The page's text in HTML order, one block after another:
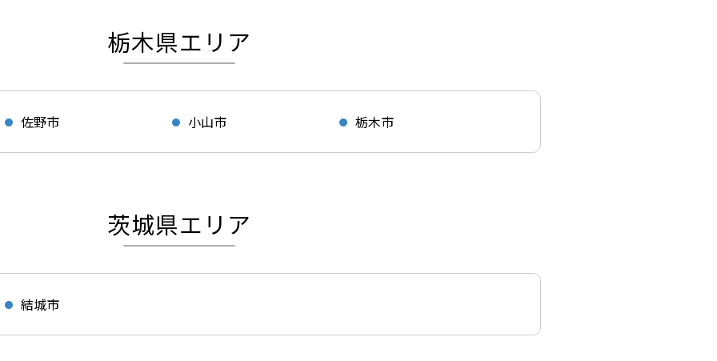
栃木県エリア
佐野市 小山市 栃木市
茨城県エリア
結城市